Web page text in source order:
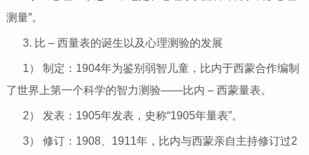
测量”。
3. 比 – 西量表的诞生以及心理测验的发展
1） 制定：1904年为鉴别弱智儿童，比内于西蒙合作编制
了世界上第一个科学的智力测验——比内 – 西蒙量表。
2） 发表：1905年发表，史称“1905年量表”。
3） 修订：1908、1911年，比内与西蒙亲自主持修订过2